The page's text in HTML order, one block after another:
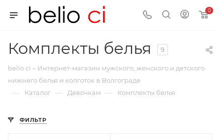
0
Комплекты белья 9
belio ci – Интернет-магазин мужского, женского и детского
нижнего белья и колготок в Волгограде
— Каталог — Девочкам — Комплекты белья
ФИЛЬТР